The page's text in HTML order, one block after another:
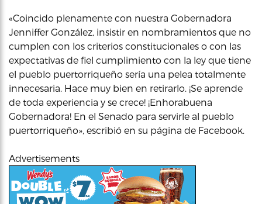
«Coincido plenamente con nuestra Gobernadora
Jenniffer González, insistir en nombramientos que no
cumplen con los criterios constitucionales o con las
expectativas de fiel cumplimiento con la ley que tiene
el pueblo puertorriqueño sería una pelea totalmente
innecesaria. Hace muy bien en retirarlo. ¡Se aprende
de toda experiencia y se crece! ¡Enhorabuena
Gobernadora! En el Senado para servirle al pueblo
puertorriqueño», escribió en su página de Facebook.
Advertisements